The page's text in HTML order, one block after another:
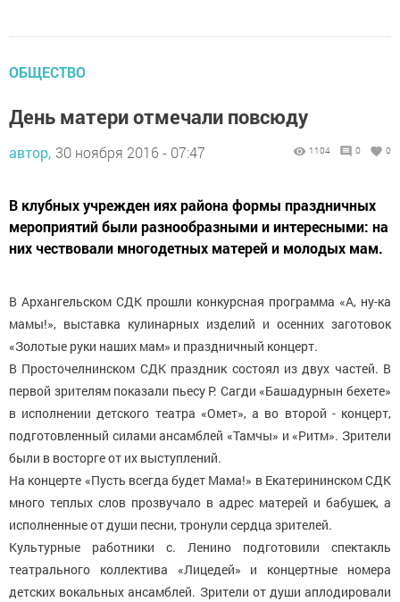
ОБЩЕСТВО
День матери отмечали повсюду
автор, 30 ноября 2016 - 07:47 1104 0 0
В клубных учрежден иях района формы праздничных
мероприятий были разнообразными и интересными: на
них чествовали многодетных матерей и молодых мам.
В Архангельском СДК прошли конкурсная программа «А, ну-ка
мамы!», выставка кулинарных изделий и осенних заготовок
«Золотые руки наших мам» и праздничный концерт.
В Просточелнинском СДК праздник состоял из двух частей. В
первой зрителям показали пьесу Р. Сагди «Башадурнын бехете»
в исполнении детского театра «Омет», а во второй - концерт,
подготовленный силами ансамблей «Тамчы» и «Ритм». Зрители
были в восторге от их выступлений.
На концерте «Пусть всегда будет Мама!» в Екатерининском СДК
много теплых слов прозвучало в адрес матерей и бабушек, а
исполненные от души песни, тронули сердца зрителей.
Культурные работники с. Ленино подготовили спектакль
театрального коллектива «Лицедей» и концертные номера
детских вокальных ансамблей. Зрители от души аплодировали